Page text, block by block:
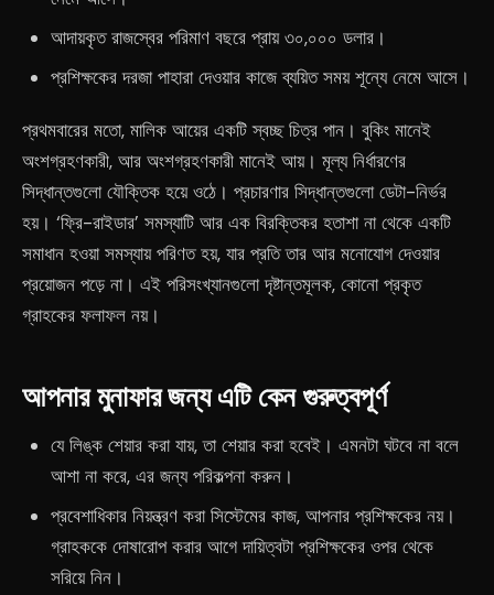
আদায়কৃত রাজস্বের পরিমাণ বছরে প্রায় ৩০,০০০ ডলার।
প্রশিক্ষকের দরজা পাহারা দেওয়ার কাজে ব্যয়িত সময় শূন্যে নেমে আসে।
প্রথমবারের মতো, মালিক আয়ের একটি স্বচ্ছ চিত্র পান। বুকিং মানেই
অংশগ্রহণকারী, আর অংশগ্রহণকারী মানেই আয়। মূল্য নির্ধারণের
সিদ্ধান্তগুলো যৌক্তিক হয়ে ওঠে। প্রচারণার সিদ্ধান্তগুলো ডেটা-নির্ভর
হয়। ‘ফ্রি-রাইডার’ সমস্যাটি আর এক বিরক্তিকর হতাশা না থেকে একটি
সমাধান হওয়া সমস্যায় পরিণত হয়, যার প্রতি তার আর মনোযোগ দেওয়ার
প্রয়োজন পড়ে না। এই পরিসংখ্যানগুলো দৃষ্টান্তমূলক, কোনো প্রকৃত
গ্রাহকের ফলাফল নয়।
আপনার মুনাফার জন্য এটি কেন গুরুত্বপূর্ণ
যে লিঙ্ক শেয়ার করা যায়, তা শেয়ার করা হবেই। এমনটা ঘটবে না বলে
আশা না করে, এর জন্য পরিকল্পনা করুন।
প্রবেশাধিকার নিয়ন্ত্রণ করা সিস্টেমের কাজ, আপনার প্রশিক্ষকের নয়।
গ্রাহককে দোষারোপ করার আগে দায়িত্বটা প্রশিক্ষকের ওপর থেকে
সরিয়ে নিন।